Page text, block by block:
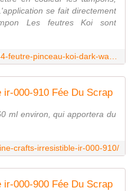
se fait directement
Les feutres Koi sont
000-910 Fée Du Scrap
ml environ, qui apportera du
crafts-irresistible-ir-000-910/
000-900 Fée Du Scrap